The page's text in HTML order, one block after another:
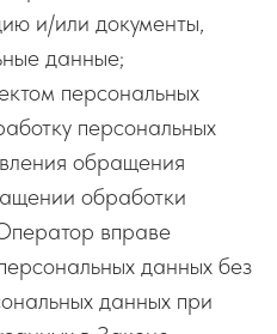
и/или документы,
данные;
персональных
персональных
обращения
обработки
вправе
данных без
данных при